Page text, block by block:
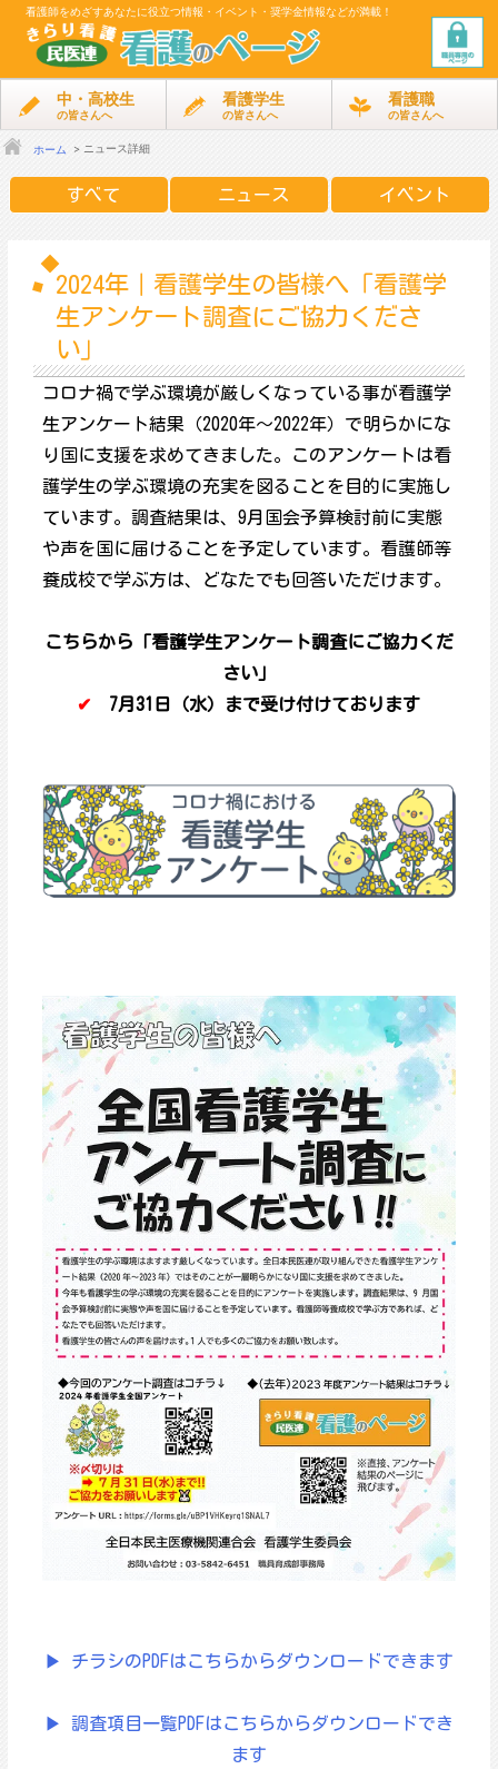
看護師をめざすあなたに役立つ情報・イベント・奨学金情報などが満載！
中・高校生
の皆さんへ
看護学生
の皆さんへ
看護職
の皆さんへ
ホーム ニュース詳細
すべて ニュース イベント
2024年｜看護学生の皆様へ「看護学
生アンケート調査にご協力くださ
い」
コロナ禍で学ぶ環境が厳しくなっている事が看護学
生アンケート結果（2020年～2022年）で明らかにな
り国に支援を求めてきました。このアンケートは看
護学生の学ぶ環境の充実を図ることを目的に実施し
ています。調査結果は、9月国会予算検討前に実態
や声を国に届けることを予定しています。看護師等
養成校で学ぶ方は、どなたでも回答いただけます。
こちらから「看護学生アンケート調査にご協力くだ
さい」
✔ 7月31日（水）まで受け付けております
▶ チラシのPDFはこちらからダウンロードできます
▶ 調査項目一覧PDFはこちらからダウンロードでき
ます